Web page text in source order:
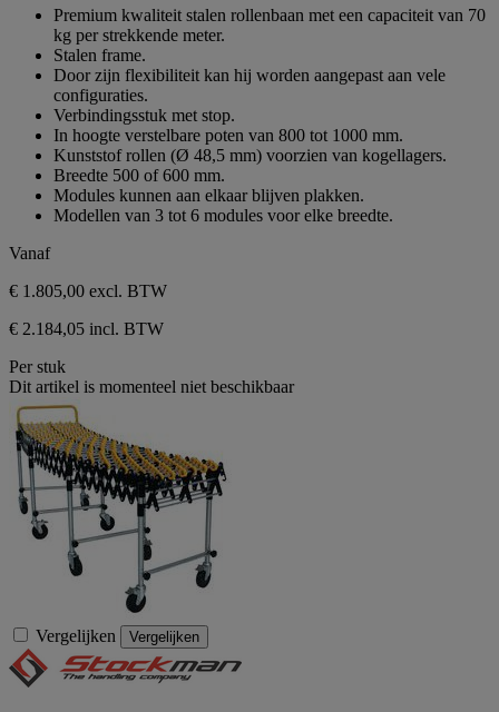
sterren.
Premium kwaliteit stalen rollenbaan met een capaciteit van 70
kg per strekkende meter.
Stalen frame.
Door zijn flexibiliteit kan hij worden aangepast aan vele
configuraties.
Verbindingsstuk met stop.
In hoogte verstelbare poten van 800 tot 1000 mm.
Kunststof rollen (Ø 48,5 mm) voorzien van kogellagers.
Breedte 500 of 600 mm.
Modules kunnen aan elkaar blijven plakken.
Modellen van 3 tot 6 modules voor elke breedte.
Vanaf
€ 1.805,00 excl. BTW
€ 2.184,05 incl. BTW
Per stuk
Dit artikel is momenteel niet beschikbaar
Vergelijken Vergelijken